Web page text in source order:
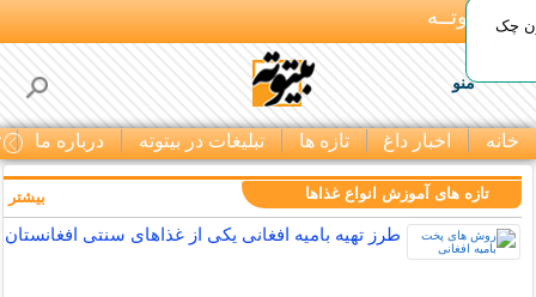
بـیتوتــه
منو
خانه اخبار داغ تازه ها تبلیغات در بیتوته درباره ما
چک
تازه های آموزش انواع غذاها
طرز تهیه بامیه افغانی یکی از غذاهای سنتی افغانستان
بیشتر